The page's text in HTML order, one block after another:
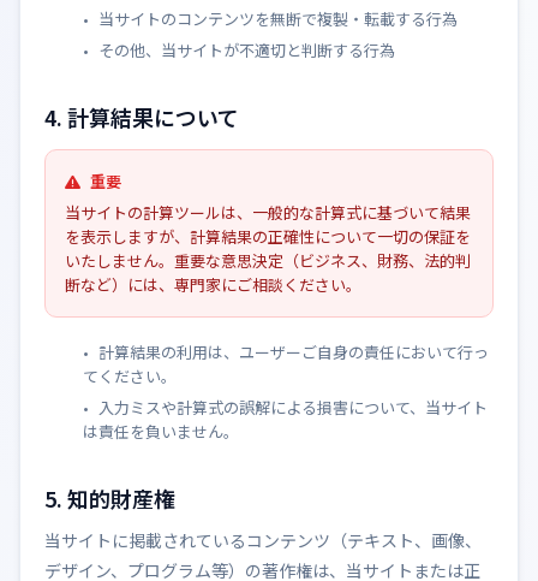
当サイトのコンテンツを無断で複製・転載する行為
その他、当サイトが不適切と判断する行為
4. 計算結果について
重要
当サイトの計算ツールは、一般的な計算式に基づいて結果
を表示しますが、計算結果の正確性について一切の保証を
いたしません。重要な意思決定（ビジネス、財務、法的判
断など）には、専門家にご相談ください。
計算結果の利用は、ユーザーご自身の責任において行っ
てください。
入力ミスや計算式の誤解による損害について、当サイト
は責任を負いません。
5. 知的財産権
当サイトに掲載されているコンテンツ（テキスト、画像、
デザイン、プログラム等）の著作権は、当サイトまたは正